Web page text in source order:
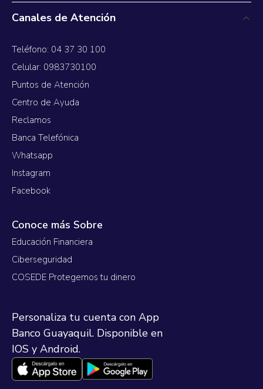
Canales de Atención
Teléfono: 04 37 30 100
Celular: 0983730100
Puntos de Atención
Centro de Ayuda
Reclamos
Banca Telefónica
Whatsapp
Instagram
Facebook
Conoce más Sobre
Educación Financiera
Ciberseguridad
COSEDE Protegemos tu dinero
Personaliza tu cuenta con App
Banco Guayaquil. Disponible en
IOS y Android.